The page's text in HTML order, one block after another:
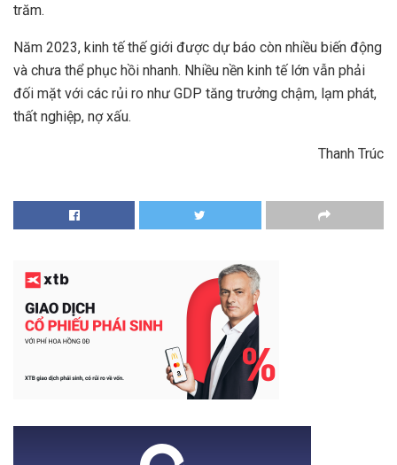
trăm.
Năm 2023, kinh tế thế giới được dự báo còn nhiều biến động
và chưa thể phục hồi nhanh. Nhiều nền kinh tế lớn vẫn phải
đối mặt với các rủi ro như GDP tăng trưởng chậm, lạm phát,
thất nghiệp, nợ xấu.
Thanh Trúc